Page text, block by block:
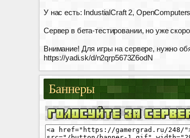
У нас есть: IndustialCraft 2,
Сервер в бета-тестировании, но уже
Внимание! Для игры на сервере, нужно
https://yadi.sk/d/n2qrp5673Z6odN
Баннеры